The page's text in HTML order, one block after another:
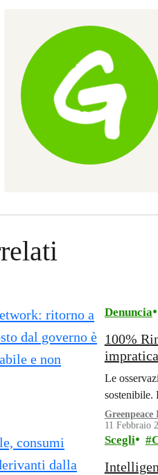
Denuncia
100%
Le
sostenibile.
Greenpeace
11 Febbraio
Scegli